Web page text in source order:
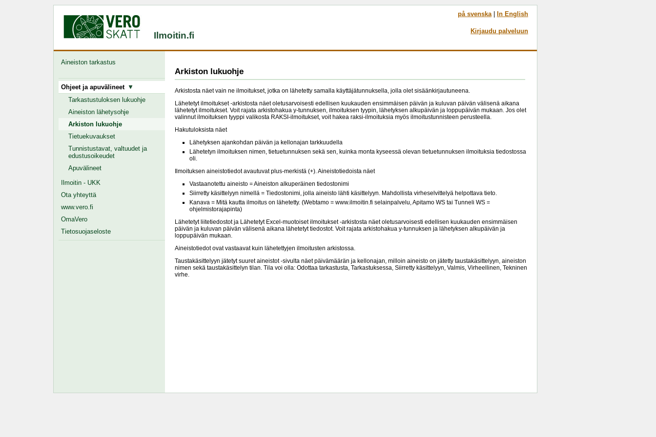
Ilmoitin.fi
på svenska| In English
Kirjaudu palveluun
Aineiston tarkastus
Ohjeet ja apuvälineet
Tarkastustuloksen lukuohje
Aineiston lähetysohje
Arkiston lukuohje
Tietuekuvaukset
Tunnistustavat, valtuudet ja
edustusoikeudet
Apuvälineet
Ilmoitin - UKK
Ota yhteyttä
www.vero.fi
OmaVero
Tietosuojaseloste
Arkiston lukuohje
Arkistosta näet vain ne ilmoitukset, jotka on lähetetty samalla käyttäjätunnuksella, jolla olet sisäänkirjautuneena.
Lähetetyt ilmoitukset -arkistosta näet oletusarvoisesti edellisen kuukauden ensimmäisen päivän ja kuluvan päivän välisenä aikana
lähetetyt ilmoitukset. Voit rajata arkistohakua y-tunnuksen, ilmoituksen tyypin, lähetyksen alkupäivän ja loppupäivän mukaan. Jos olet
valinnut ilmoituksen tyyppi valikosta RAKSI-ilmoitukset, voit hakea raksi-ilmoituksia myös ilmoitustunnisteen perusteella.
Hakutuloksista näet
Lähetyksen ajankohdan päivän ja kellonajan tarkkuudella
Lähetetyn ilmoituksen nimen, tietuetunnuksen sekä sen, kuinka monta kyseessä olevan tietuetunnuksen ilmoituksia tiedostossa
oli.
Ilmoituksen aineistotiedot avautuvat plus-merkistä (+). Aineistotiedoista näet
Vastaanotettu aineisto = Aineiston alkuperäinen tiedostonimi
Siirretty käsittelyyn nimellä = Tiedostonimi, jolla aineisto lähti käsittelyyn. Mahdollista virheselvittelyä helpottava tieto.
Kanava = Mitä kautta ilmoitus on lähetetty. (Webtamo = www.ilmoitin.fi selainpalvelu, Apitamo WS tai Tunneli WS =
ohjelmistorajapinta)
Lähetetyt liitetiedostot ja Lähetetyt Excel-muotoiset ilmoitukset -arkistosta näet oletusarvoisesti edellisen kuukauden ensimmäisen
päivän ja kuluvan päivän välisenä aikana lähetetyt tiedostot. Voit rajata arkistohakua y-tunnuksen ja lähetyksen alkupäivän ja
loppupäivän mukaan.
Aineistotiedot ovat vastaavat kuin lähetettyjen ilmoitusten arkistossa.
Taustakäsittelyyn jätetyt suuret aineistot -sivulta näet päivämäärän ja kellonajan, milloin aineisto on jätetty taustakäsittelyyn, aineiston
nimen sekä taustakäsittelyn tilan. Tila voi olla: Odottaa tarkastusta, Tarkastuksessa, Siirretty käsittelyyn, Valmis, Virheellinen, Tekninen
virhe.